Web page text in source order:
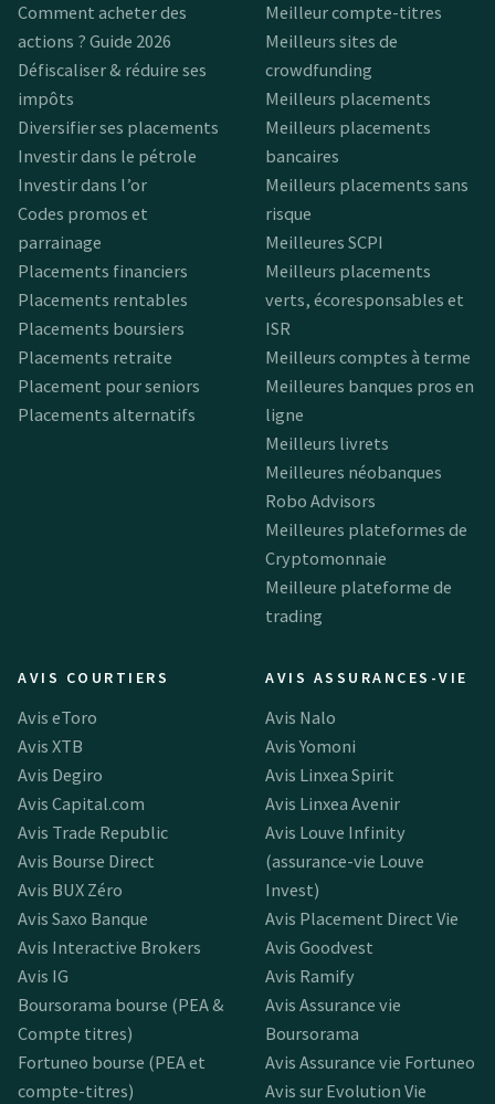
Comment acheter des
actions ? Guide 2026
Défiscaliser & réduire ses
impôts
Diversifier ses placements
Investir dans le pétrole
Investir dans l’or
Codes promos et
parrainage
Placements financiers
Placements rentables
Placements boursiers
Placements retraite
Placement pour seniors
Placements alternatifs
Meilleur compte-titres
Meilleurs sites de
crowdfunding
Meilleurs placements
Meilleurs placements
bancaires
Meilleurs placements sans
risque
Meilleures SCPI
Meilleurs placements
verts, écoresponsables et
ISR
Meilleurs comptes à terme
Meilleures banques pros en
ligne
Meilleurs livrets
Meilleures néobanques
Robo Advisors
Meilleures plateformes de
Cryptomonnaie
Meilleure plateforme de
trading
AVIS COURTIERS
Avis eToro
Avis XTB
Avis Degiro
Avis Capital.com
Avis Trade Republic
Avis Bourse Direct
Avis BUX Zéro
Avis Saxo Banque
Avis Interactive Brokers
Avis IG
Boursorama bourse (PEA &
Compte titres)
Fortuneo bourse (PEA et
compte-titres)
AVIS ASSURANCES-VIE
Avis Nalo
Avis Yomoni
Avis Linxea Spirit
Avis Linxea Avenir
Avis Louve Infinity
(assurance-vie Louve
Invest)
Avis Placement Direct Vie
Avis Goodvest
Avis Ramify
Avis Assurance vie
Boursorama
Avis Assurance vie Fortuneo
Avis sur Evolution Vie